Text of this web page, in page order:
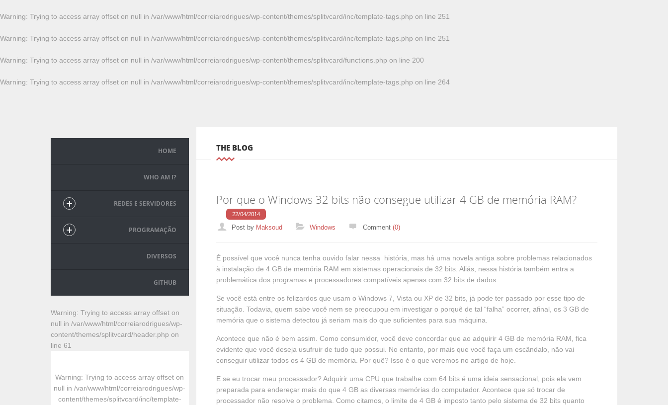
Warning: Trying to access array offset on null in /var/www/html/correiarodrigues/wp-content/themes/splitvcard/inc/template-tags.php on line 251
Warning: Trying to access array offset on null in /var/www/html/correiarodrigues/wp-content/themes/splitvcard/inc/template-tags.php on line 251
Warning: Trying to access array offset on null in /var/www/html/correiarodrigues/wp-content/themes/splitvcard/functions.php on line 200
Warning: Trying to access array offset on null in /var/www/html/correiarodrigues/wp-content/themes/splitvcard/inc/template-tags.php on line 264
HOME
WHO AM I?
REDES E SERVIDORES
PROGRAMAÇÃO
DIVERSOS
GITHUB
Warning: Trying to access array offset on
null in /var/www/html/correiarodrigues/wp-
content/themes/splitvcard/header.php on
line 61
Warning: Trying to access array offset on
null in/var/www/html/correiarodrigues/wp-
content/themes/splitvcard/inc/template-
THE BLOG
Por que o Windows 32 bits não consegue utilizar 4 GB de memória RAM?
22/04/2014
Post by Maksoud Categories
Windows Comment(0)
É possível que você nunca tenha ouvido falar nessa história, mas há uma novela antiga sobre problemas relacionados
à instalação de 4 GB de memória RAM em sistemas operacionais de 32 bits. Aliás, nessa história também entra a
problemática dos programas e processadores compatíveis apenas com 32 bits de dados.
Se você está entre os felizardos que usam o Windows 7, Vista ou XP de 32 bits, já pode ter passado por esse tipo de
situação. Todavia, quem sabe você nem se preocupou em investigar o porquê de tal “falha” ocorrer, afinal, os 3 GB de
memória que o sistema detectou já seriam mais do que suficientes para sua máquina.
Acontece que não é bem assim. Como consumidor, você deve concordar que ao adquirir 4 GB de memória RAM, fica
evidente que você deseja usufruir de tudo que possui. No entanto, por mais que você faça um escândalo, não vai
conseguir utilizar todos os 4 GB de memória. Por quê? Isso é o que veremos no artigo de hoje.
E se eu trocar meu processador? Adquirir uma CPU que trabalhe com 64 bits é uma ideia sensacional, pois ela vem
preparada para endereçar mais do que 4 GB as diversas memórias do computador. Acontece que só trocar de
processador não resolve o problema. Como citamos, o limite de 4 GB é imposto tanto pelo sistema de 32 bits quanto